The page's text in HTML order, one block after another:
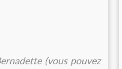
(vous pouvez